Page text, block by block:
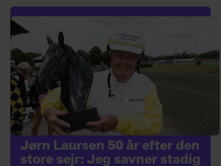
Jørn Laursen 50 år efter den
store sejr: Jeg savner stadig